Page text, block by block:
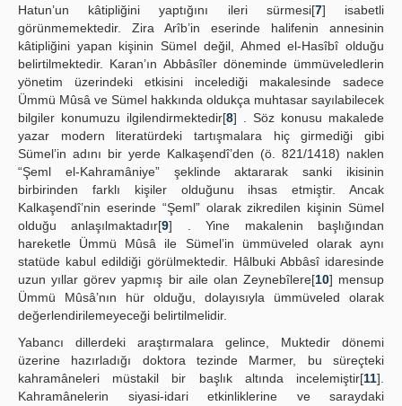
Hatun’un kâtipliğini yaptığını ileri sürmesi[7] isabetli
görünmemektedir. Zira Arîb’in eserinde halifenin annesinin
kâtipliğini yapan kişinin Sümel değil, Ahmed el-Hasîbî olduğu
belirtilmektedir. Karan’ın Abbâsîler döneminde ümmüveledlerin
yönetim üzerindeki etkisini incelediği makalesinde sadece
Ümmü Mûsâ ve Sümel hakkında oldukça muhtasar sayılabilecek
bilgiler konumuzu ilgilendirmektedir[8] . Söz konusu makalede
yazar modern literatürdeki tartışmalara hiç girmediği gibi
Sümel’in adını bir yerde Kalkaşendî’den (ö. 821/1418) naklen
“Şeml el-Kahramâniye” şeklinde aktararak sanki ikisinin
birbirinden farklı kişiler olduğunu ihsas etmiştir. Ancak
Kalkaşendî’nin eserinde “Şeml” olarak zikredilen kişinin Sümel
olduğu anlaşılmaktadır[9] . Yine makalenin başlığından
hareketle Ümmü Mûsâ ile Sümel’in ümmüveled olarak aynı
statüde kabul edildiği görülmektedir. Hâlbuki Abbâsî idaresinde
uzun yıllar görev yapmış bir aile olan Zeynebîlere[10] mensup
Ümmü Mûsâ’nın hür olduğu, dolayısıyla ümmüveled olarak
değerlendirilemeyeceği belirtilmelidir.
Yabancı dillerdeki araştırmalara gelince, Muktedir dönemi
üzerine hazırladığı doktora tezinde Marmer, bu süreçteki
kahramâneleri müstakil bir başlık altında incelemiştir[11].
Kahramânelerin siyasi-idari etkinliklerine ve saraydaki